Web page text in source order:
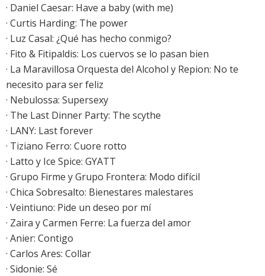
· Daniel Caesar: Have a baby (with me)
· Curtis Harding: The power
· Luz Casal: ¿Qué has hecho conmigo?
· Fito & Fitipaldis: Los cuervos se lo pasan bien
· La Maravillosa Orquesta del Alcohol y Repion: No te
necesito para ser feliz
· Nebulossa: Supersexy
· The Last Dinner Party: The scythe
· LANY: Last forever
· Tiziano Ferro: Cuore rotto
· Latto y Ice Spice: GYATT
· Grupo Firme y Grupo Frontera: Modo difícil
· Chica Sobresalto: Bienestares malestares
· Veintiuno: Pide un deseo por mí
· Zaira y Carmen Ferre: La fuerza del amor
· Anier: Contigo
· Carlos Ares: Collar
· Sidonie: Sé